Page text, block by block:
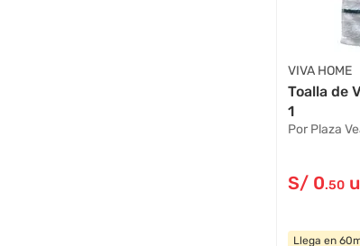
VIVA HOME
Toalla de
1
Por Plaza
S/ 0.50
Llega en